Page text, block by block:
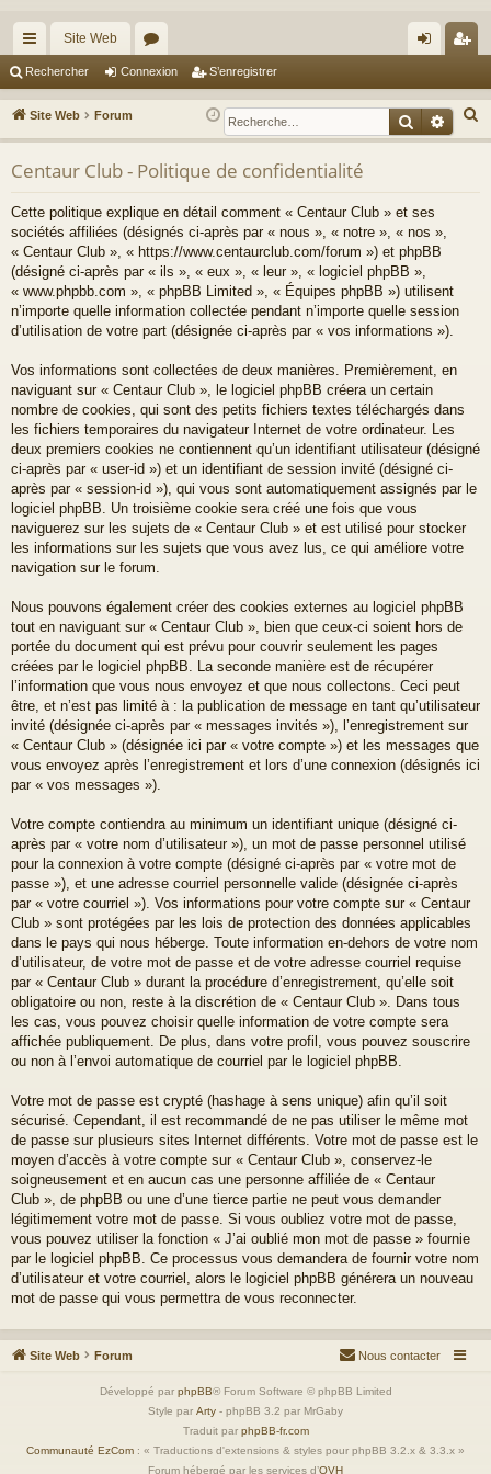
cc
ès
ra
pi
Site Web
or
u
m
s
ne
xi
nr
eg
Rechercher Connexion S’enregistrer
Site Web Forum
e
Centaur Club - Politique de confidentialité
Cette politique explique en détail comment « Centaur Club » et ses
sociétés affiliées (désignés ci-après par « nous », « notre », « nos »,
« Centaur Club », « https://www.centaurclub.com/forum ») et phpBB
(désigné ci-après par « ils », « eux », « leur », « logiciel phpBB »,
« www.phpbb.com », « phpBB Limited », « Équipes phpBB ») utilisent
n’importe quelle information collectée pendant n’importe quelle session
d’utilisation de votre part (désignée ci-après par « vos informations »).
Vos informations sont collectées de deux manières. Premièrement, en
naviguant sur « Centaur Club », le logiciel phpBB créera un certain
nombre de cookies, qui sont des petits fichiers textes téléchargés dans
les fichiers temporaires du navigateur Internet de votre ordinateur. Les
deux premiers cookies ne contiennent qu’un identifiant utilisateur (désigné
ci-après par « user-id ») et un identifiant de session invité (désigné ci-
après par « session-id »), qui vous sont automatiquement assignés par le
logiciel phpBB. Un troisième cookie sera créé une fois que vous
naviguerez sur les sujets de « Centaur Club » et est utilisé pour stocker
les informations sur les sujets que vous avez lus, ce qui améliore votre
navigation sur le forum.
Nous pouvons également créer des cookies externes au logiciel phpBB
tout en naviguant sur « Centaur Club », bien que ceux-ci soient hors de
portée du document qui est prévu pour couvrir seulement les pages
créées par le logiciel phpBB. La seconde manière est de récupérer
l’information que vous nous envoyez et que nous collectons. Ceci peut
être, et n’est pas limité à : la publication de message en tant qu’utilisateur
invité (désignée ci-après par « messages invités »), l’enregistrement sur
« Centaur Club » (désignée ici par « votre compte ») et les messages que
vous envoyez après l’enregistrement et lors d’une connexion (désignés ici
par « vos messages »).
Votre compte contiendra au minimum un identifiant unique (désigné ci-
après par « votre nom d’utilisateur »), un mot de passe personnel utilisé
pour la connexion à votre compte (désigné ci-après par « votre mot de
passe »), et une adresse courriel personnelle valide (désignée ci-après
par « votre courriel »). Vos informations pour votre compte sur « Centaur
Club » sont protégées par les lois de protection des données applicables
dans le pays qui nous héberge. Toute information en-dehors de votre nom
d’utilisateur, de votre mot de passe et de votre adresse courriel requise
par « Centaur Club » durant la procédure d’enregistrement, qu’elle soit
obligatoire ou non, reste à la discrétion de « Centaur Club ». Dans tous
les cas, vous pouvez choisir quelle information de votre compte sera
affichée publiquement. De plus, dans votre profil, vous pouvez souscrire
ou non à l’envoi automatique de courriel par le logiciel phpBB.
Votre mot de passe est crypté (hashage à sens unique) afin qu’il soit
sécurisé. Cependant, il est recommandé de ne pas utiliser le même mot
de passe sur plusieurs sites Internet différents. Votre mot de passe est le
moyen d’accès à votre compte sur « Centaur Club », conservez-le
soigneusement et en aucun cas une personne affiliée de « Centaur
Club », de phpBB ou une d’une tierce partie ne peut vous demander
légitimement votre mot de passe. Si vous oubliez votre mot de passe,
vous pouvez utiliser la fonction « J’ai oublié mon mot de passe » fournie
par le logiciel phpBB. Ce processus vous demandera de fournir votre nom
d’utilisateur et votre courriel, alors le logiciel phpBB générera un nouveau
mot de passe qui vous permettra de vous reconnecter.
Site Web Forum Nous contacter
Développé par phpBB® Forum Software © phpBB Limited
Style par Arty - phpBB 3.2 par MrGaby
Traduit par phpBB-fr.com
Communauté EzCom : « Traductions d'extensions & styles pour phpBB 3.2.x & 3.3.x »
Forum hébergé par les services d’OVH